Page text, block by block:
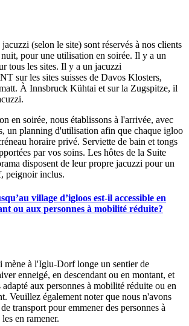
(selon le site) sont réservés à nos clients
pour une utilisation en soirée. Il y a un
tous les sites. Il y a un jacuzzi
sur les sites suisses de Davos Klosters,
À Innsbruck Kühtai et sur la Zugspitze, il
en soirée, nous établissons à l'arrivée, avec
un planning d'utilisation afin que chaque igloo
horaire privé. Serviette de bain et tongs
par vos soins. Les hôtes de la Suite
disposent de leur propre jacuzzi pour un
peignoir inclus.
village d’igloos est-il accessible en
ou aux personnes à mobilité réduite?
mène à l'Iglu-Dorf longe un sentier de
enneigé, en descendant ou en montant, et
adapté aux personnes à mobilité réduite ou en
Veuillez également noter que nous n'avons
transport pour emmener des personnes à
en ramener.